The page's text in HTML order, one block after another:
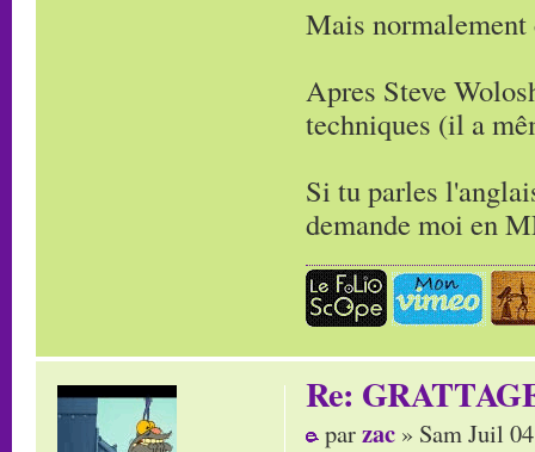
Mais
Apres Steve
techniques (il a
Si tu parles
demande moi en
Re:
parzac » Sam Juil